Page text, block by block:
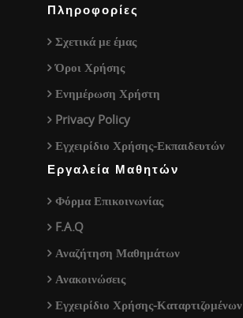
Πληροφορίες
Σχετικά με έμας
Όροι Χρήσης
Ενημέρωση Χρήστη
Privacy Policy
Εγχειρίδιο Χρήσης-Εκπαιδευτών
Εργαλεία Μαθητών
Φόρμα Επικοινωνίας
F.A.Q
Αναζήτηση Μαθημάτων
Ανακοινώσεις
Εγχειρίδιο Χρήσης-Καταρτιζομένων